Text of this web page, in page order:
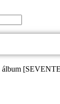
álbum